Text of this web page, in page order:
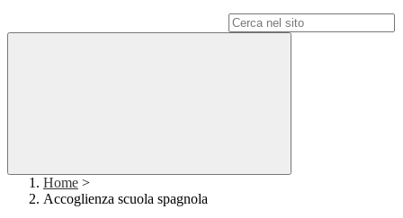
Home >
Accoglienza scuola spagnola